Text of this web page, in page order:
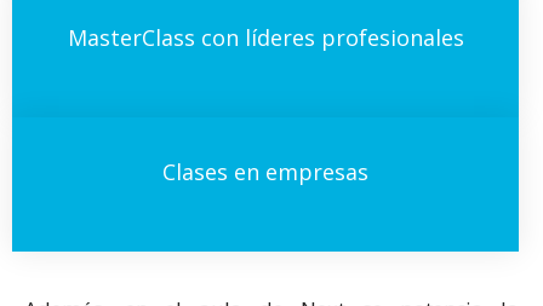
MasterClass con líderes profesionales
Clases en empresas